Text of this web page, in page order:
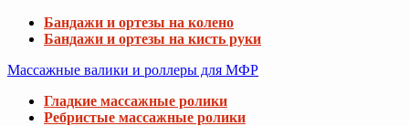
Бандажи и ортезы на колено
Бандажи и ортезы на кисть руки
Массажные валики и роллеры для МФР
Гладкие массажные ролики
Ребристые массажные ролики